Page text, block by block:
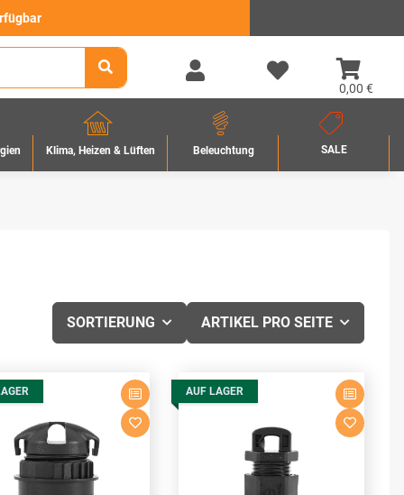
0,00 €
Klima, Heizen & Lüften Beleuchtung SALE
SORTIERUNG ARTIKEL PRO SEITE
AUF LAGER